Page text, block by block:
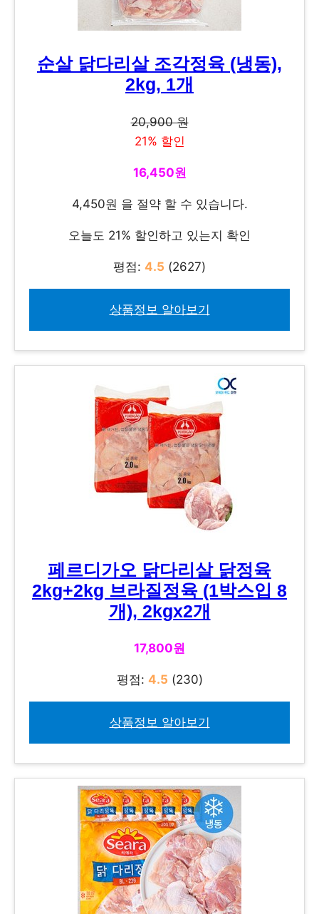
순살 닭다리살 조각정육 (냉동),
2kg, 1개
20,900 원
21% 할인
16,450원
4,450원 을 절약 할 수 있습니다.
오늘도 21% 할인하고 있는지 확인
평점: 4.5 (2627)
상품정보 알아보기
페르디가오 닭다리살 닭정육
2kg+2kg 브라질정육 (1박스입 8
개), 2kgx2개
17,800원
평점: 4.5 (230)
상품정보 알아보기